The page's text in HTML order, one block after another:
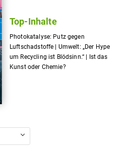
Top-Inhalte
Photokatalyse: Putz gegen
Luftschadstoffe | Umwelt: „Der Hype
um Recycling ist Blödsinn.“ | Ist das
Kunst oder Chemie?